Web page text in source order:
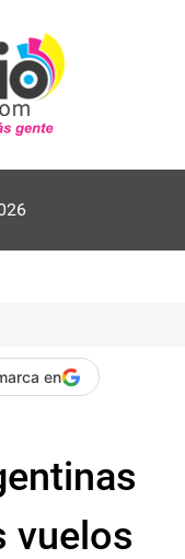
en
vuelos